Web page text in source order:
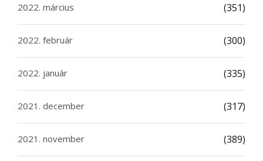
2022. március (351)
2022. február (300)
2022. január (335)
2021. december (317)
2021. november (389)